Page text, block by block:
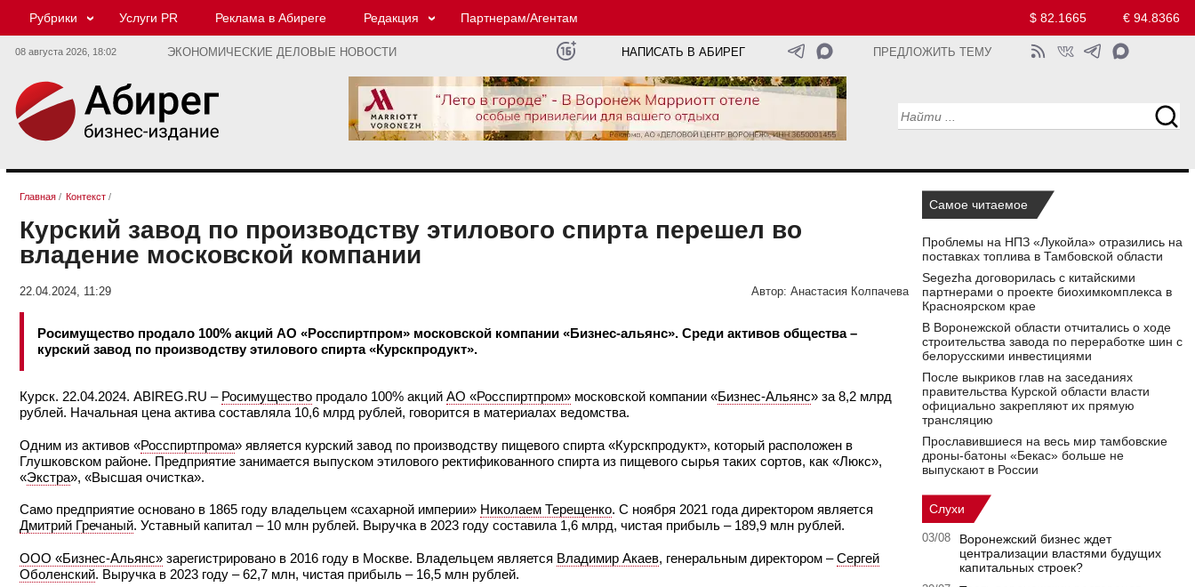
Рубрики Услуги PR Реклама в Абиреге Редакция Партнерам/Агентам $ 82.1665 € 94.8366
08 августа 2026, 18:02 ЭКОНОМИЧЕСКИЕ ДЕЛОВЫЕ НОВОСТИ НАПИСАТЬ В АБИРЕГ ПРЕДЛОЖИТЬ ТЕМУ
Главная / Контекст /
Курский завод по производству этилового спирта перешел во
владение московской компании
22.04.2024, 11:29 Автор: Анастасия Колпачева
Росимущество продало 100% акций АО «Росспиртпром» московской компании «Бизнес-альянс». Среди активов общества –
курский завод по производству этилового спирта «Курскпродукт».
Курск. 22.04.2024. ABIREG.RU – Росимущество продало 100% акций АО «Росспиртпром» московской компании «Бизнес-Альянс» за 8,2 млрд
рублей. Начальная цена актива составляла 10,6 млрд рублей, говорится в материалах ведомства.
Одним из активов «Росспиртпрома» является курский завод по производству пищевого спирта «Курскпродукт», который расположен в
Глушковском районе. Предприятие занимается выпуском этилового ректификованного спирта из пищевого сырья таких сортов, как «Люкс»,
«Экстра», «Высшая очистка».
Само предприятие основано в 1865 году владельцем «сахарной империи» Николаем Терещенко. С ноября 2021 года директором является
Дмитрий Гречаный. Уставный капитал – 10 млн рублей. Выручка в 2023 году составила 1,6 млрд, чистая прибыль – 189,9 млн рублей.
ООО «Бизнес-Альянс» зарегистрировано в 2016 году в Москве. Владельцем является Владимир Акаев, генеральным директором –Сергей
Оболенский. Выручка в 2023 году – 62,7 млн, чистая прибыль – 16,5 млн рублей.
Самое читаемое
Проблемы на НПЗ «Лукойла» отразились на
поставках топлива в Тамбовской области
Segezha договорилась с китайскими
партнерами о проекте биохимкомплекса в
Красноярском крае
В Воронежской области отчитались о ходе
строительства завода по переработке шин с
белорусскими инвестициями
После выкриков глав на заседаниях
правительства Курской области власти
официально закрепляют их прямую
трансляцию
Прославившиеся на весь мир тамбовские
дроны-батоны «Бекас» больше не
выпускают в России
Слухи
03/08
Воронежский бизнес ждет
централизации властями будущих
капитальных строек?